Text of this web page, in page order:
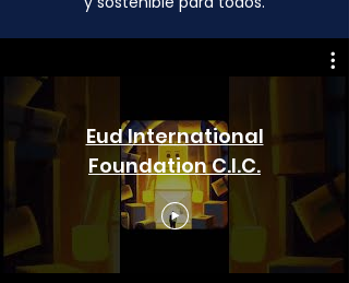
Eud International
Foundation C.I.C.